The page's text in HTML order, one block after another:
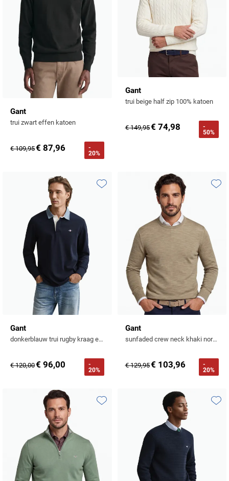
Gant
trui zwart effen katoen
€ 109,95€ 87,96
-
20%
Gant
trui beige half zip 100% katoen
€ 149,95€ 74,98
-
50%
Gant
donkerblauw trui rugby kraag effen
€ 120,00€ 96,00
-
20%
Toevoegen aan favorieten
Gant
sunfaded crew neck khaki normale fit
€ 129,95€ 103,96
-
20%
Toevoegen aan favorieten